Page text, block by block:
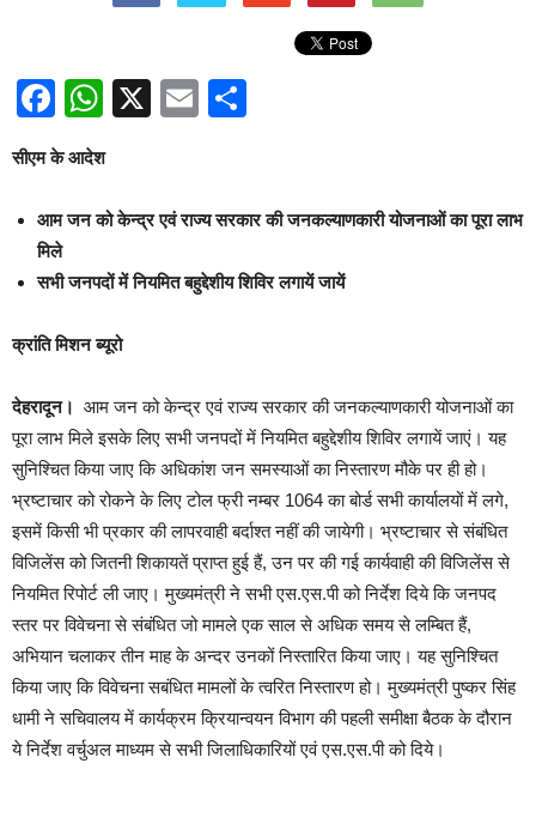
Facebook
WhatsApp
X Email
सीएम के आदेश
आम जन को केन्द्र एवं राज्य सरकार की जनकल्याणकारी योजनाओं का पूरा लाभ
मिले
सभी जनपदों में नियमित बहुद्देशीय शिविर लगायें जायें
क्रांति मिशन ब्यूरो
देहरादून। आम जन को केन्द्र एवं राज्य सरकार की जनकल्याणकारी योजनाओं का
पूरा लाभ मिले इसके लिए सभी जनपदों में नियमित बहुद्देशीय शिविर लगायें जाएं। यह
सुनिश्चित किया जाए कि अधिकांश जन समस्याओं का निस्तारण मौके पर ही हो।
भ्रष्टाचार को रोकने के लिए टोल फ्री नम्बर 1064 का बोर्ड सभी कार्यालयों में लगे,
इसमें किसी भी प्रकार की लापरवाही बर्दाश्त नहीं की जायेगी। भ्रष्टाचार से संबंधित
विजिलेंस को जितनी शिकायतें प्राप्त हुई हैं, उन पर की गई कार्यवाही की विजिलेंस से
नियमित रिपोर्ट ली जाए। मुख्यमंत्री ने सभी एस.एस.पी को निर्देश दिये कि जनपद
स्तर पर विवेचना से संबंधित जो मामले एक साल से अधिक समय से लम्बित हैं,
अभियान चलाकर तीन माह के अन्दर उनकों निस्तारित किया जाए। यह सुनिश्चित
किया जाए कि विवेचना सबंधित मामलों के त्वरित निस्तारण हो। मुख्यमंत्री पुष्कर सिंह
धामी ने सचिवालय में कार्यक्रम क्रियान्वयन विभाग की पहली समीक्षा बैठक के दौरान
ये निर्देश वर्चुअल माध्यम से सभी जिलाधिकारियों एवं एस.एस.पी को दिये।